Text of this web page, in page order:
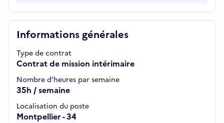
Informations générales
Type de contrat
Contrat de mission intérimaire
Nombre d'heures par semaine
35h / semaine
Localisation du poste
Montpellier - 34